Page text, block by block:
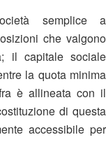
semplice a
che valgono
il capitale sociale
la quota minima
è allineata con il
di questa
accessibile per